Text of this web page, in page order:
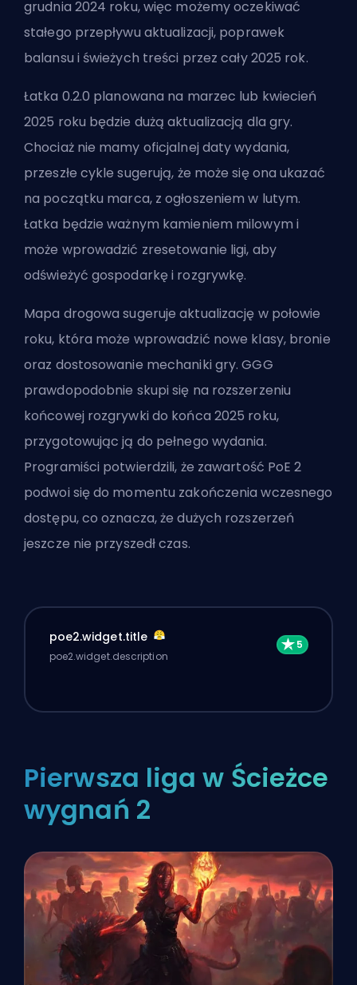
grudnia 2024 roku, więc możemy oczekiwać
stałego przepływu aktualizacji, poprawek
balansu i świeżych treści przez cały 2025 rok.
Łatka 0.2.0 planowana na marzec lub kwiecień
2025 roku będzie dużą aktualizacją dla gry.
Chociaż nie mamy oficjalnej daty wydania,
przeszłe cykle sugerują, że może się ona ukazać
na początku marca, z ogłoszeniem w lutym.
Łatka będzie ważnym kamieniem milowym i
może wprowadzić zresetowanie ligi, aby
odświeżyć gospodarkę i rozgrywkę.
Mapa drogowa sugeruje aktualizację w połowie
roku, która może wprowadzić nowe klasy, bronie
oraz dostosowanie mechaniki gry. GGG
prawdopodobnie skupi się na rozszerzeniu
końcowej rozgrywki do końca 2025 roku,
przygotowując ją do pełnego wydania.
Programiści potwierdzili, że zawartość PoE 2
podwoi się do momentu zakończenia wczesnego
dostępu, co oznacza, że dużych rozszerzeń
jeszcze nie przyszedł czas.
poe2.widget.title
poe2.widget.description
Pierwsza liga w Ścieżce
wygnań 2